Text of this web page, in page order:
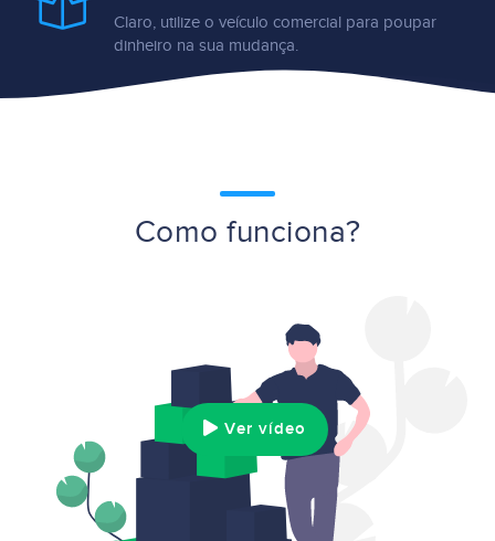
Claro, utilize o veículo comercial para poupar
dinheiro na sua mudança.
Como funciona?
Ver vídeo